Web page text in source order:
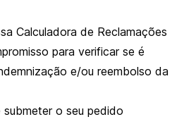
Calculadora de Reclamações
para verificar se é
e/ou reembolso da
o seu pedido